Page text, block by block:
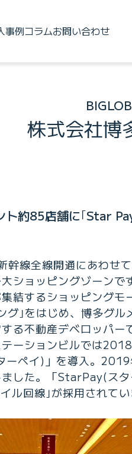
事例コラムお問い合わせ
株式会社博
ト約85店舗に｢Star
幹線全線開通にあわせ
ショッピングゾーン
結するショッピング
グ｣をはじめ、博多グ
る不動産デベロッパー
ーションビルでは
ーペイ)」を導入。
した。「StarPay(ス
ル回線｣が採用されてい